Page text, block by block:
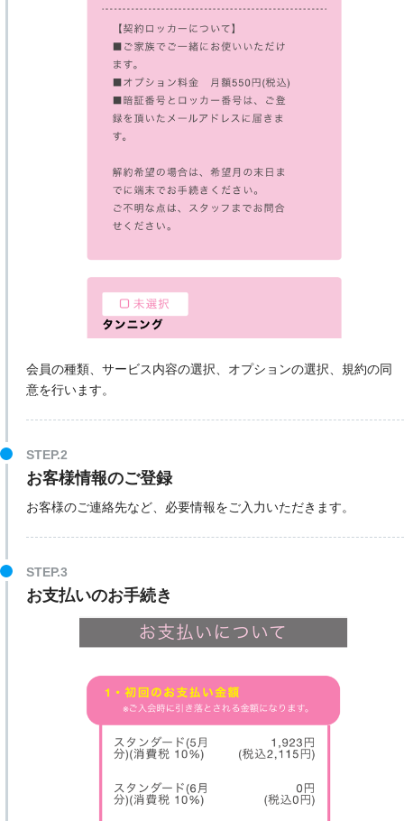
会員の種類、サービス内容の選択、オプションの選択、規約の同
意を行います。
STEP.2
お客様情報のご登録
お客様のご連絡先など、必要情報をご入力いただきます。
STEP.3
お支払いのお手続き